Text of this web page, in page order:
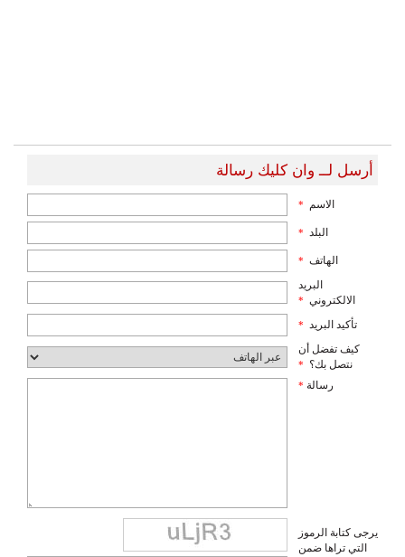
أرسل لــ وان كليك رسالة
الاسم *
البلد *
الهاتف *
البريد
الالكتروني *
تأكيد البريد *
كيف تفضل أن
نتصل بك؟ *
رسالة *
يرجى كتابة الرموز
التي تراها ضمن